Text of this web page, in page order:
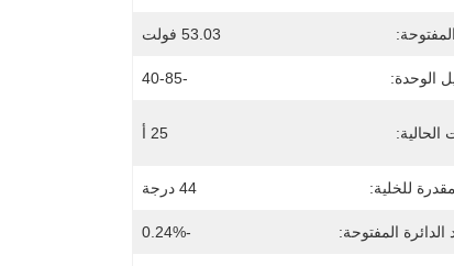
53.03 فولت
الوحدة: -40-85
الحالية: 25 أ
للخلية: 44 درجة
المفتوحة: -0.24%